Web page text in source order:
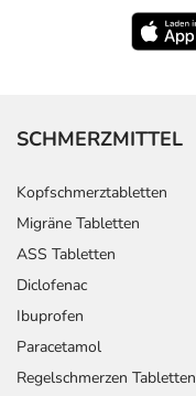
SCHMERZMITTEL
Kopfschmerztabletten
Migräne Tabletten
ASS Tabletten
Diclofenac
Ibuprofen
Paracetamol
Regelschmerzen Tabletten